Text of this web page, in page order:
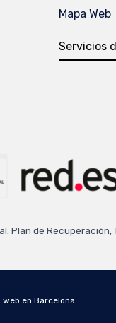
Mapa Web
Plan de
web en Barcelona